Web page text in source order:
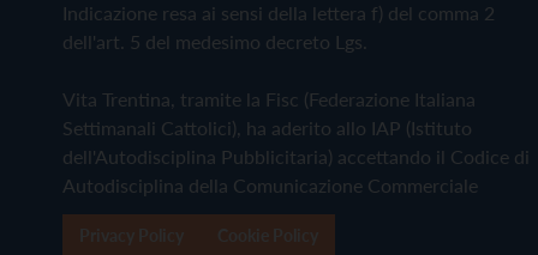
Indicazione resa ai sensi della lettera f) del comma 2
dell'art. 5 del medesimo decreto Lgs.
Vita Trentina, tramite la Fisc (Federazione Italiana
Settimanali Cattolici), ha aderito allo IAP (Istituto
dell'Autodisciplina Pubblicitaria) accettando il Codice di
Autodisciplina della Comunicazione Commerciale